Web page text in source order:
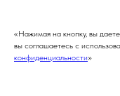
«Нажимая на кнопку, вы
вы соглашаетесь с
конфиденциальности»